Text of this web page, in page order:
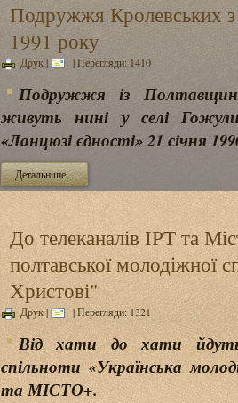
Подружжя Кролевських з
1991 року
Друк| | Перегляди: 1410
Подружжя із
живуть нині у селі
«Ланцюзі єдності» 21 січня
Детальніше...
До телеканалів ІРТ та
полтавської молодіжної
Христові"
Друк| | Перегляди: 1321
Від хати до хати йдуть
спільноти «Українська
та МІСТО+.